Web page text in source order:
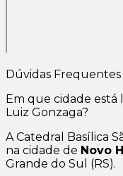
Dúvidas Frequentes
Em que cidade está
Luiz Gonzaga?
A Catedral Basílica
na cidade de Novo
Grande do Sul (RS).